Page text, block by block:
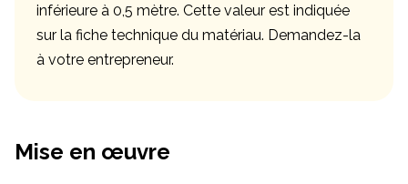
inférieure à 0,5 mètre. Cette valeur est indiquée
sur la fiche technique du matériau. Demandez-la
à votre entrepreneur.
Mise en œuvre